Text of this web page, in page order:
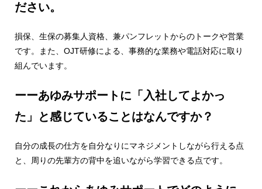
ださい。
損保、生保の募集人資格、兼パンフレットからのトークや営業
です。また、OJT研修による、事務的な業務や電話対応に取り
組んでいます。
ーーあゆみサポートに「入社してよかっ
た」と感じていることはなんですか？
自分の成長の仕方を自分なりにマネジメントしながら行える点
と、周りの先輩方の背中を追いながら学習できる点です。